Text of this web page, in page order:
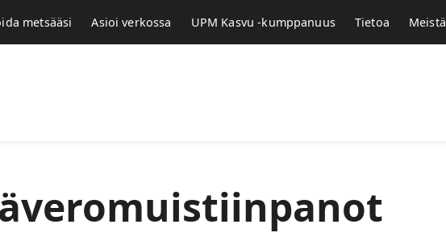
metsääsi Asioi verkossa UPM Kasvu -kumppanuus Tietoa Meistä